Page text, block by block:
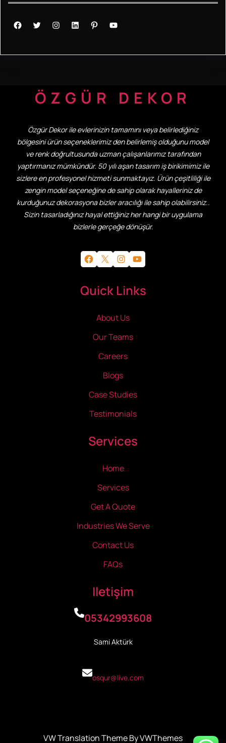
Facebook Twitter Instagram LinkedIn Pinterest YouTube
ÖZGÜR DEKOR
Özgür Dekor ile evlerinizin tamamını veya belirlediğiniz
bölgesini ürün seçeneklerimiz den belirlemiş olduğunu model
ve renk doğrultusunda uzman çalışanlarımız tarafından
yaptırmanız mümkündür. 50 yılı aşan tasarım iş birikimimiz ile
sizlere en profesyonel hizmeti sunmaktayız. Ürün çeşitliliği ile
zengin model seçeneğine de sahip olarak hayalleriniz de
kurduğunuz dekorasyona bizler aracılığı ile sahip olabilirsiniz..
Sizin tasarladığınız hayal ettiğiniz her hangi bir uygulama
bizlerle gerçeğe dönüşür.
Facebook X Instagram YouTube
Quick Links
About Us
Our Teams
Careers
Blogs
Case Studies
Testimonials
Services
Home
Services
Get A Quote
Industries We Serve
Contact Us
FAQs
Iletişim
05342993608
Sami Aktürk
osqur@live.com
VW Translation Theme By VWThemes